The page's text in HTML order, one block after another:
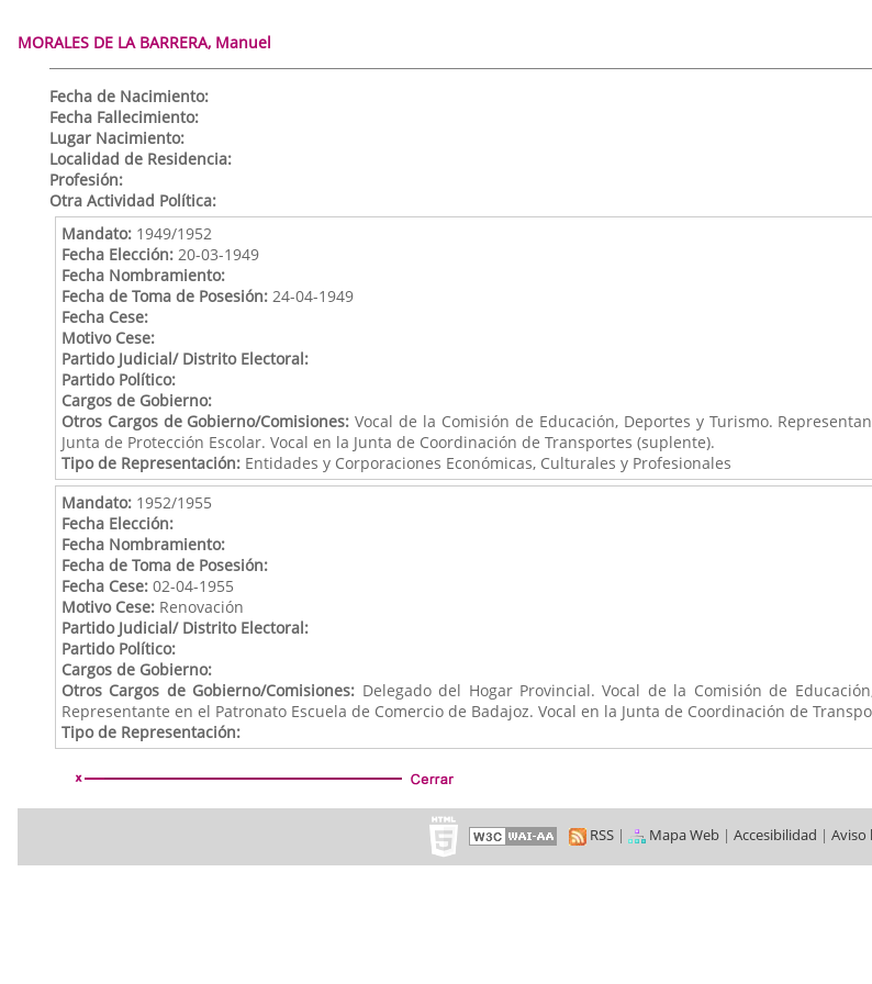
MORALES DE LA BARRERA, Manuel
Fecha de Nacimiento:
Fecha Fallecimiento:
Lugar Nacimiento:
Localidad de Residencia:
Profesión:
Otra Actividad Política:
Mandato:1949/1952
Fecha Elección:20-03-1949
Fecha Nombramiento:
Fecha de Toma de Posesión:24-04-1949
Fecha Cese:
Motivo Cese:
Partido Judicial/ Distrito Electoral:
Partido Político:
Cargos de Gobierno:
Otros Cargos de Gobierno/Comisiones: Vocal de la Comisión de Educación, Deportes y Turismo.
Junta de Protección Escolar. Vocal en la Junta de Coordinación de Transportes (suplente).
Tipo de Representación:Entidades y Corporaciones Económicas, Culturales y Profesionales
Mandato:1952/1955
Fecha Elección:
Fecha Nombramiento:
Fecha de Toma de Posesión:
Fecha Cese:02-04-1955
Motivo Cese:Renovación
Partido Judicial/ Distrito Electoral:
Partido Político:
Cargos de Gobierno:
Otros Cargos de Gobierno/Comisiones: Delegado del Hogar Provincial. Vocal de la Comisión de
Representante en el Patronato Escuela de Comercio de Badajoz. Vocal en la Junta de Coordinación de
Tipo de Representación:
RSS| Mapa Web| Accesibilidad | Aviso